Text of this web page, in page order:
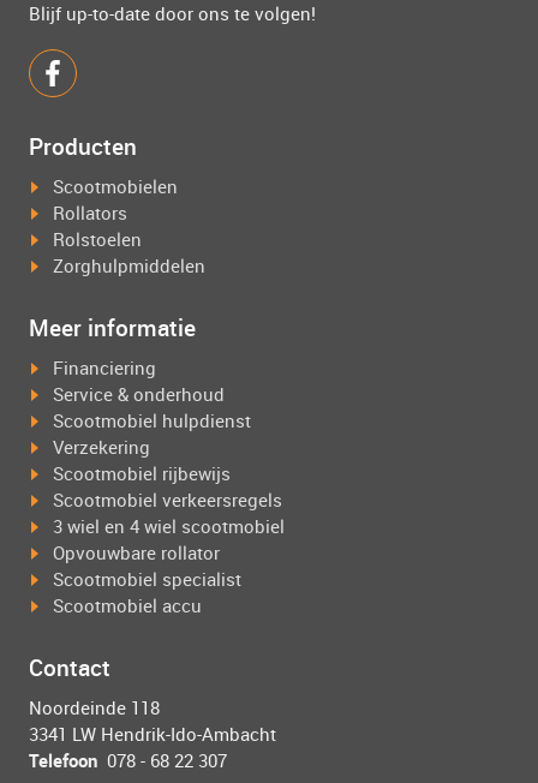
Blijf up-to-date door ons te volgen!
Producten
Scootmobielen
Rollators
Rolstoelen
Zorghulpmiddelen
Meer informatie
Financiering
Service & onderhoud
Scootmobiel hulpdienst
Verzekering
Scootmobiel rijbewijs
Scootmobiel verkeersregels
3 wiel en 4 wiel scootmobiel
Opvouwbare rollator
Scootmobiel specialist
Scootmobiel accu
Contact
Noordeinde 118
3341 LW Hendrik-Ido-Ambacht
Telefoon 078 - 68 22 307